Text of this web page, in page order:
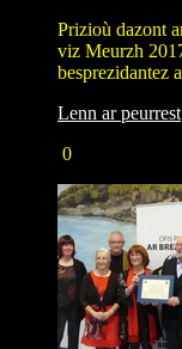
Prizioù dazont
viz Meurzh
besprezidantez
Lenn ar peurrest
0